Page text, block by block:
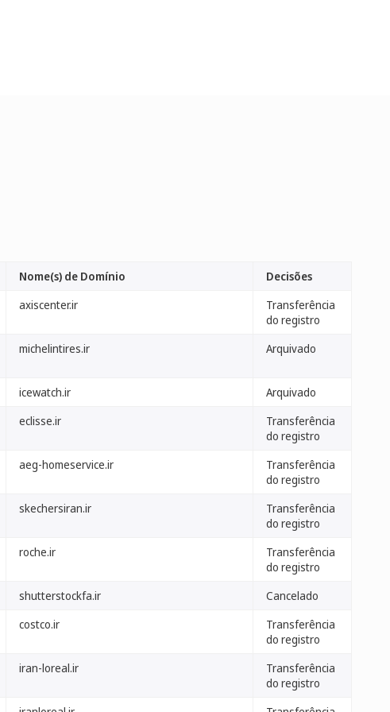
Nome(s) de Domínio
Decisões
axiscenter.ir
Transferência
do registro
michelintires.ir Arquivado
icewatch.ir
Arquivado
eclisse.ir
Transferência
do registro
aeg-homeservice.ir
Transferência
do registro
skechersiran.ir
Transferência
do registro
roche.ir
Transferência
do registro
shutterstockfa.ir
Cancelado
costco.ir
Transferência
do registro
iran-loreal.ir
Transferência
do registro